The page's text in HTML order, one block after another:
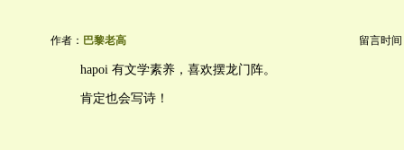
作者： 巴黎老高 留言时间
hapoi 有文学素养，喜欢摆龙门阵。
肯定也会写诗！